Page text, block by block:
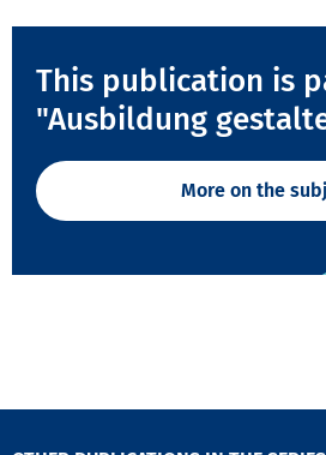
This publication is
"Ausbildung
More on the